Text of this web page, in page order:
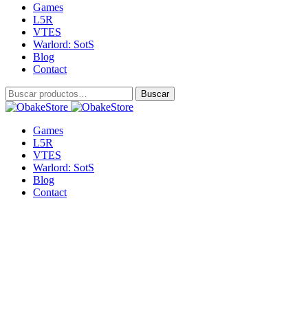
Games
L5R
VTES
Warlord: SotS
Blog
Contact
Buscar
por:
Buscar
Games
L5R
VTES
Warlord: SotS
Blog
Contact